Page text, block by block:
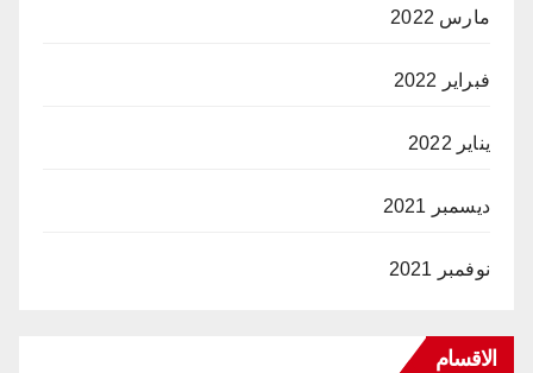
مارس 2022
فبراير 2022
يناير 2022
ديسمبر 2021
نوفمبر 2021
الاقسام